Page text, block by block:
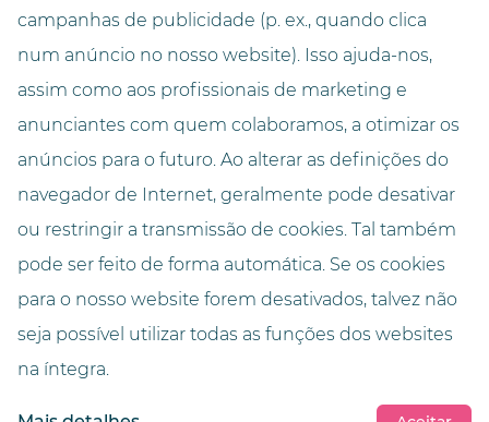
ao ajuste fino final.
campanhas de publicidade (p. ex., quando clica
num anúncio no nosso website). Isso ajuda-nos,
assim como aos profissionais de marketing e
anunciantes com quem colaboramos, a otimizar os
anúncios para o futuro. Ao alterar as definições do
navegador de Internet, geralmente pode desativar
ou restringir a transmissão de cookies. Tal também
pode ser feito de forma automática. Se os cookies
para o nosso website forem desativados, talvez não
seja possível utilizar todas as funções dos websites
na íntegra.